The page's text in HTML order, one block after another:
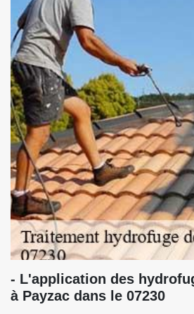
- L'application des
à Payzac dans le 07230